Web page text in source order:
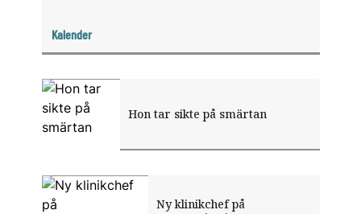
Kalender
Hon tar sikte på smärtan
Ny klinikchef på